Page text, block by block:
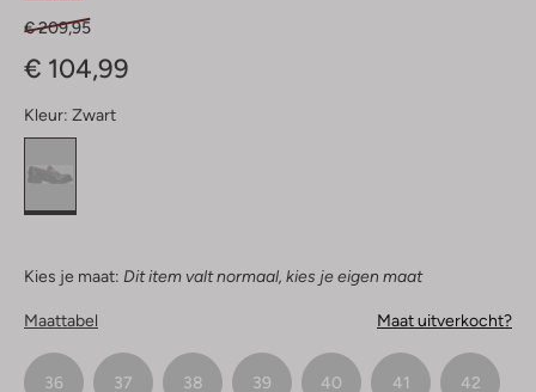
€ 209,95
€ 104,99
Kleur: Zwart
Kies je maat: Dit item valt normaal, kies je eigen maat
Maattabel Maat uitverkocht?
36 37 38 39 40 41 42